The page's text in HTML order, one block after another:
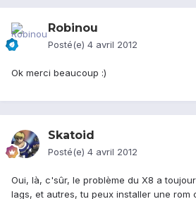
Robinou
Posté(e) 4 avril 2012
Ok merci beaucoup :)
Skatoid
Posté(e) 4 avril 2012
Oui, là, c'sûr, le problème du X8 a
lags, et autres, tu peux installer une rom